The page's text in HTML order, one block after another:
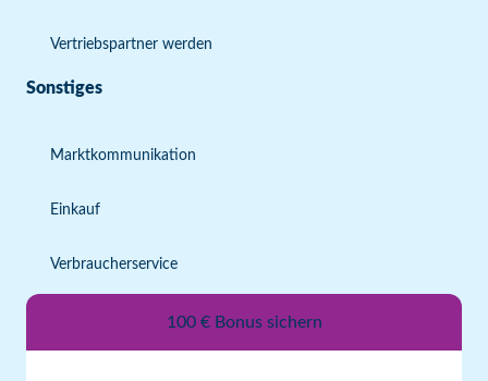
Vertriebspartner werden
Sonstiges
Marktkommunikation
Einkauf
Verbraucherservice
100 € Bonus sichern